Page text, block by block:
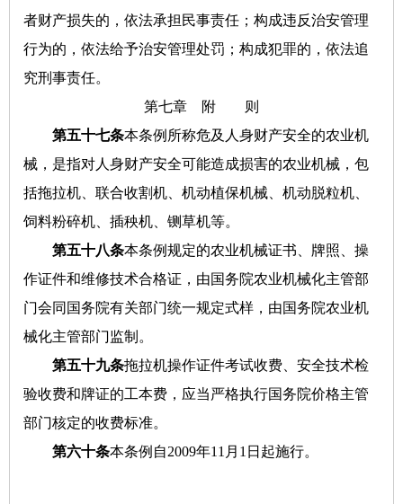
者财产损失的，依法承担民事责任；构成违反治安管理
行为的，依法给予治安管理处罚；构成犯罪的，依法追
究刑事责任。
第七章 附 则
第五十七条本条例所称危及人身财产安全的农业机
械，是指对人身财产安全可能造成损害的农业机械，包
括拖拉机、联合收割机、机动植保机械、机动脱粒机、
饲料粉碎机、插秧机、铡草机等。
第五十八条本条例规定的农业机械证书、牌照、操
作证件和维修技术合格证，由国务院农业机械化主管部
门会同国务院有关部门统一规定式样，由国务院农业机
械化主管部门监制。
第五十九条拖拉机操作证件考试收费、安全技术检
验收费和牌证的工本费，应当严格执行国务院价格主管
部门核定的收费标准。
第六十条本条例自2009年11月1日起施行。